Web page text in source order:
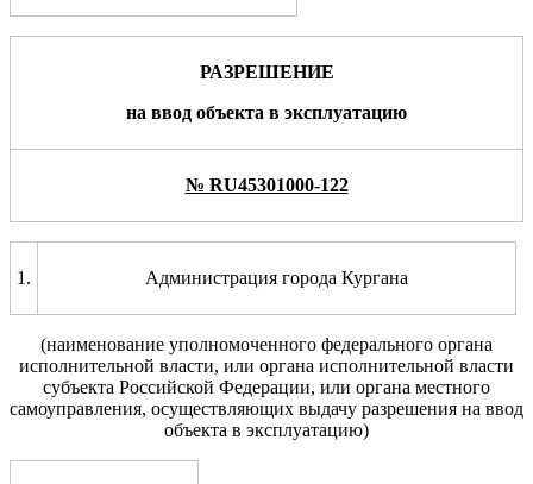
РАЗРЕШЕНИЕ
на ввод объекта в эксплуатацию
№ RU45301000-122
1. Администрация города Кургана
(наименование уполномоченного федерального органа
исполнительной власти, или органа исполнительной власти
субъекта Российской Федерации, или органа местного
самоуправления, осуществляющих выдачу разрешения на ввод
объекта в эксплуатацию)